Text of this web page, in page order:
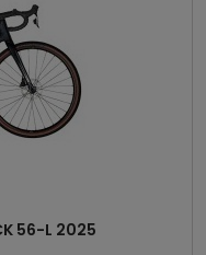
56-L 2025